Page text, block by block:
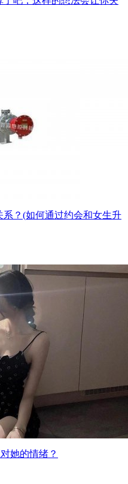
？(如何通过约会和女生升
她的情绪？